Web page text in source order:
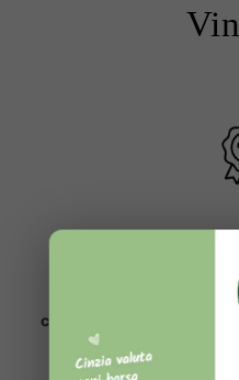
Prodotti
Ogni articolo viene
controlli e verifiche
,